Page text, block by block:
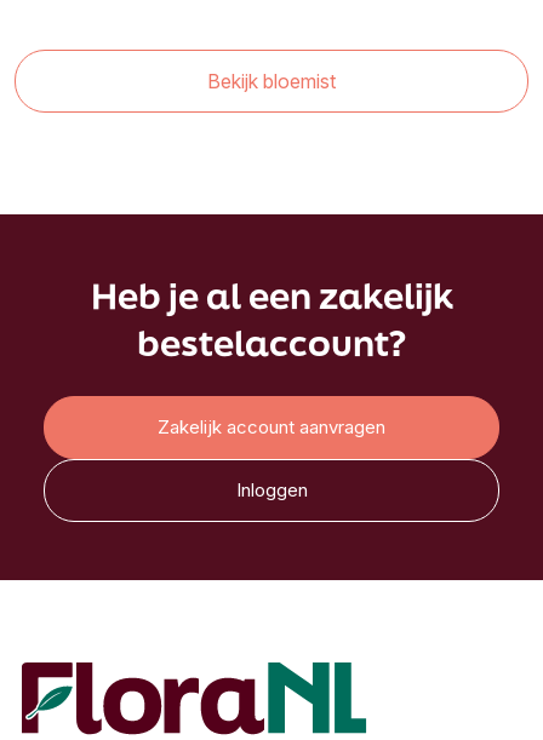
Bekijk bloemist
Heb je al een zakelijk
bestelaccount?
Zakelijk account aanvragen
Inloggen